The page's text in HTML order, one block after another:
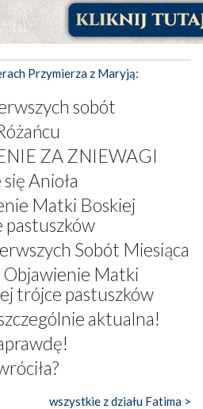
Przymierza z Maryją:
sobót
ZA ZNIEWAGI
Anioła
Matki Boskiej
Sobót Miesiąca
Objawienie Matki
trójce pastuszków
aktualna!
wszystkie z działu Fatima >